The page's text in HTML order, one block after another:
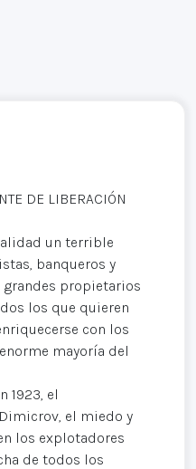
DE LIBERACIÓN
un terrible
banqueros y
grandes propietarios
los que quieren
con los
mayoría del
1923, el
el miedo y
los explotadores
de todos los